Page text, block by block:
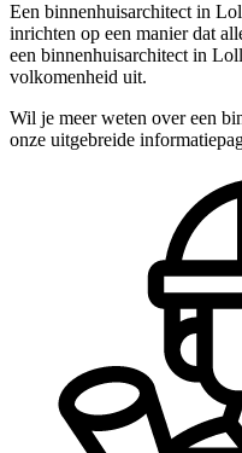
Een binnenhuisarchitect in
inrichten op een manier dat
een binnenhuisarchitect in
volkomenheid uit.
Wil je meer weten over een
onze uitgebreide